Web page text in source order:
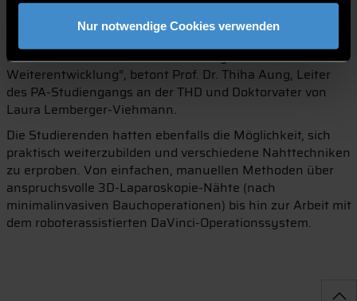
Nur notwendige Cookies verwenden
Forschung spielt. „Diese Einladung unterstreicht die hohe
Qualität unserer Lehre und Forschung. Unsere
Studierenden und Nachwuchswissenschaftlerinnen
leisten einen entscheidenden Beitrag zur medizinischen
Weiterentwicklung“, betont Prof. Dr. Thiha Aung, Leiter
des PA-Studiengangs an der THD und Doktorvater von
Laura Lemberger-Viehmann.
Die Studierenden hatten ebenfalls die Möglichkeit, sich
praktisch weiterzubilden und verschiedene Nahttechniken
zu erproben. Von einfachen, manuellen Methoden über
anspruchsvolle 3D-Laparoskopie-Nähte (nach
minimalinvasiven Bauchoperationen) bis hin zur Arbeit mit
dem roboterassistierten DaVinci-Operationssystem.